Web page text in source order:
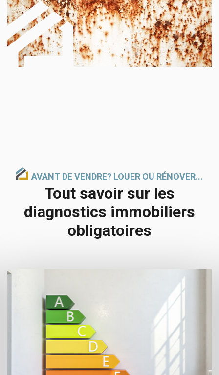
AVANT DE VENDRE? LOUER OU RÉNOVER...
Tout savoir sur les
diagnostics immobiliers
obligatoires